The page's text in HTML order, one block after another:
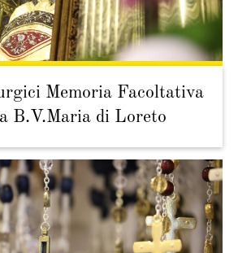
Memoria Facoltativa
B.V.Maria di Loreto